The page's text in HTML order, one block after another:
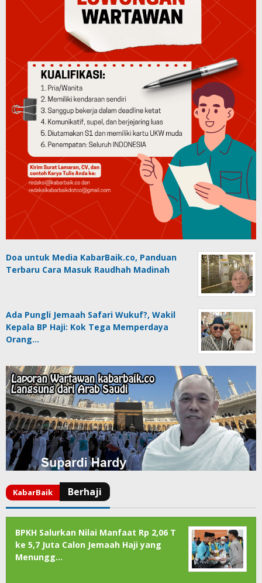
Doa untuk Media KabarBaik.co, Panduan
Terbaru Cara Masuk Raudhah Madinah
Ada Pungli Jemaah Safari Wukuf?, Wakil
Kepala BP Haji: Kok Tega Memperdaya
Orang…
BPKH Salurkan Nilai Manfaat Rp 2,06 T
ke 5,7 Juta Calon Jemaah Haji yang
Menungg…